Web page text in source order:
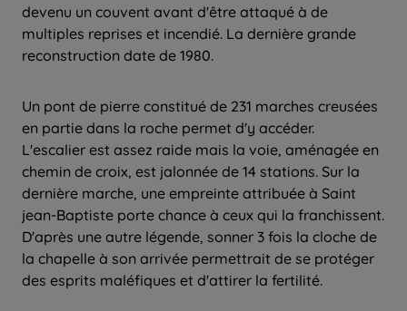
devenu un couvent avant d'être attaqué à de
multiples reprises et incendié. La dernière grande
reconstruction date de 1980.
Un pont de pierre constitué de 231 marches creusées
en partie dans la roche permet d'y accéder.
L'escalier est assez raide mais la voie, aménagée en
chemin de croix, est jalonnée de 14 stations. Sur la
dernière marche, une empreinte attribuée à Saint
jean-Baptiste porte chance à ceux qui la franchissent.
D'après une autre légende, sonner 3 fois la cloche de
la chapelle à son arrivée permettrait de se protéger
des esprits maléfiques et d'attirer la fertilité.